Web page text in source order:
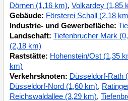
Dörnen (1,16 km), Volkardey (1,85
Gebäude: Försterei Schall (2,18
Industrie- und Gewerbefläche:
Landschaft: Tiefenbrucher Mark
(2,18 km)
Raststätte: Hohenstein/Ost (1,35
km)
Verkehrsknoten: Düsseldorf-Rath
Düsseldorf-Nord (1,60 km),
Reichswaldallee (3,29 km),